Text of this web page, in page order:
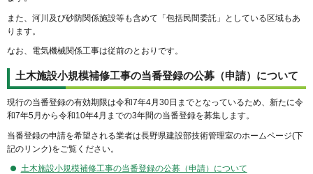
また、河川及び砂防関係施設等も含めて「包括民間委託」としている区域もあ
ります。
なお、電気機械関係工事は従前のとおりです。
土木施設小規模補修工事の当番登録の公募（申請）について
現行の当番登録の有効期限は令和7年4月30日までとなっているため、新たに令
和7年5月から令和10年4月までの3年間の当番登録を募集します。
当番登録の申請を希望される業者は長野県建設部技術管理室のホームページ(下
記のリンク)をご覧ください。
土木施設小規模補修工事の当番登録の公募（申請）について